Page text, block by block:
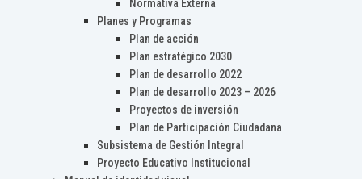
Normativa Externa
Planes y Programas
Plan de acción
Plan estratégico 2030
Plan de desarrollo 2022
Plan de desarrollo 2023 – 2026
Proyectos de inversión
Plan de Participación Ciudadana
Subsistema de Gestión Integral
Proyecto Educativo Institucional